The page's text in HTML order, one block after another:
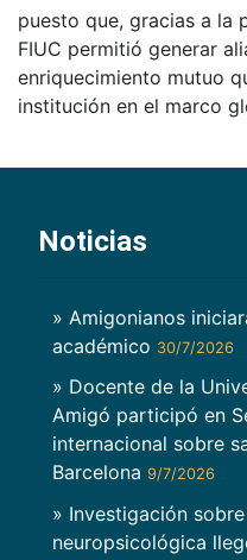
puesto que, gracias a la
FIUC permitió generar
enriquecimiento mutuo
institución en el marco
Noticias
» Amigonianos
académico 30/7/2026
» Docente de la
Amigó participó en
internacional sobre
Barcelona 9/7/2026
» Investigación
neuropsicológica